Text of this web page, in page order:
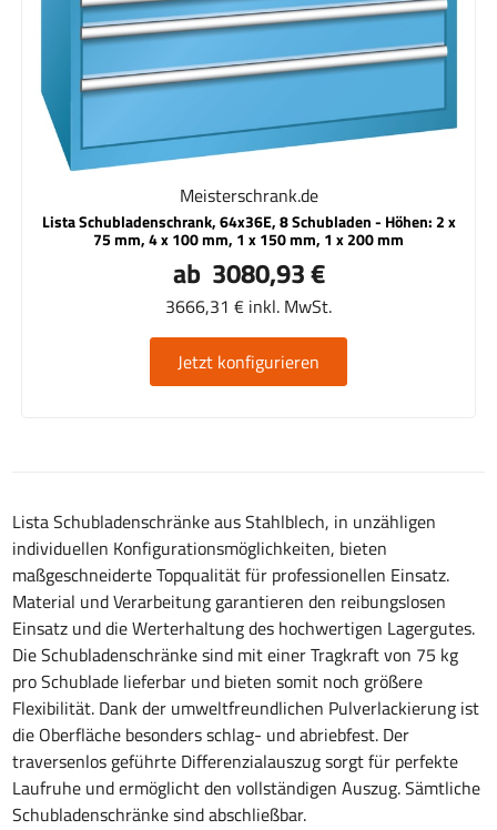
Meisterschrank.de
Lista Schubladenschrank, 64x36E, 8 Schubladen - Höhen: 2 x
75 mm, 4 x 100 mm, 1 x 150 mm, 1 x 200 mm
ab 3080,93 €
3666,31 € inkl. MwSt.
Jetzt konfigurieren
Lista Schubladenschränke aus Stahlblech, in unzähligen
individuellen Konfigurationsmöglichkeiten, bieten
maßgeschneiderte Topqualität für professionellen Einsatz.
Material und Verarbeitung garantieren den reibungslosen
Einsatz und die Werterhaltung des hochwertigen Lagergutes.
Die Schubladenschränke sind mit einer Tragkraft von 75 kg
pro Schublade lieferbar und bieten somit noch größere
Flexibilität. Dank der umweltfreundlichen Pulverlackierung ist
die Oberfläche besonders schlag- und abriebfest. Der
traversenlos geführte Differenzialauszug sorgt für perfekte
Laufruhe und ermöglicht den vollständigen Auszug. Sämtliche
Schubladenschränke sind abschließbar.